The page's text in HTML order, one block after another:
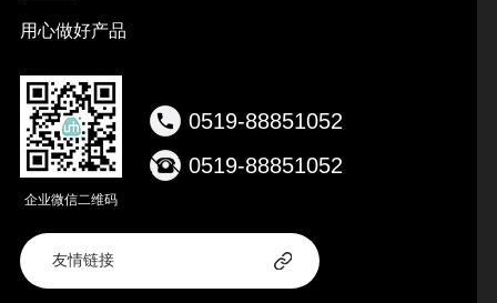
用心做好产品
企业微信二维码
0519-88851052
0519-88851052